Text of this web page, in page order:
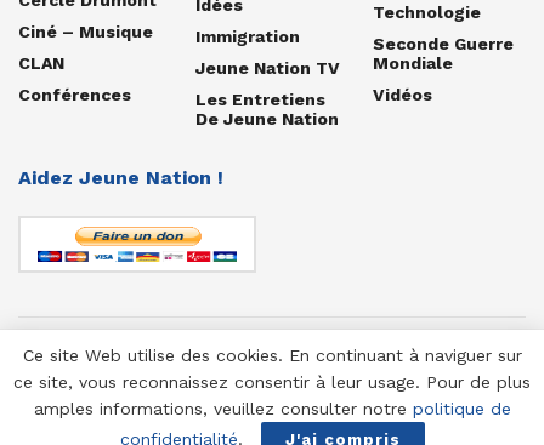
Ciné – Musique
CLAN
Conférences
Idées
Immigration
Jeune Nation TV
Les Entretiens
De Jeune Nation
Technologie
Seconde Guerre
Mondiale
Vidéos
Aidez Jeune Nation !
© 1958-2025 Jeune Nation
Ce site Web utilise des cookies. En continuant à naviguer sur
ce site, vous reconnaissez consentir à leur usage. Pour de plus
amples informations, veuillez consulter notre politique de
confidentialité. J'ai compris